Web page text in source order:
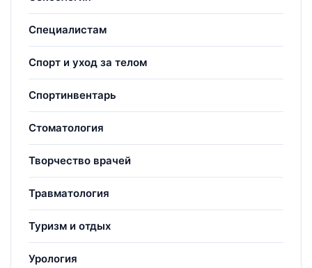
Специалистам
Спорт и уход за телом
Спортинвентарь
Стоматология
Творчество врачей
Травматология
Туризм и отдых
Урология